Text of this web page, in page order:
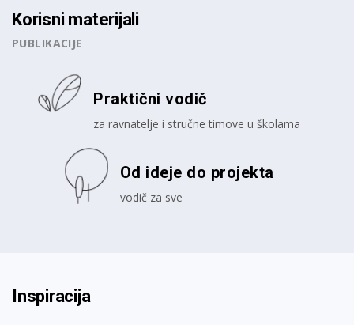
Korisni materijali
PUBLIKACIJE
Praktični vodič
za ravnatelje i stručne timove u školama
Od ideje do projekta
vodič za sve
Inspiracija